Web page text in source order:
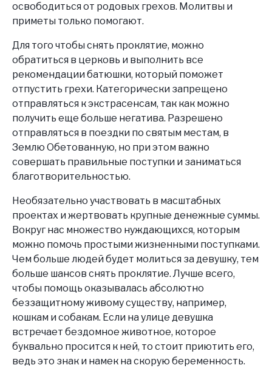
освободиться от родовых грехов. Молитвы и
приметы только помогают.
Для того чтобы снять проклятие, можно
обратиться в церковь и выполнить все
рекомендации батюшки, который поможет
отпустить грехи. Категорически запрещено
отправляться к экстрасенсам, так как можно
получить еще больше негатива. Разрешено
отправляться в поездки по святым местам, в
Землю Обетованную, но при этом важно
совершать правильные поступки и заниматься
благотворительностью.
Необязательно участвовать в масштабных
проектах и жертвовать крупные денежные суммы.
Вокруг нас множество нуждающихся, которым
можно помочь простыми жизненными поступками.
Чем больше людей будет молиться за девушку, тем
больше шансов снять проклятие. Лучше всего,
чтобы помощь оказывалась абсолютно
беззащитному живому существу, например,
кошкам и собакам. Если на улице девушка
встречает бездомное животное, которое
буквально просится к ней, то стоит приютить его,
ведь это знак и намек на скорую беременность.